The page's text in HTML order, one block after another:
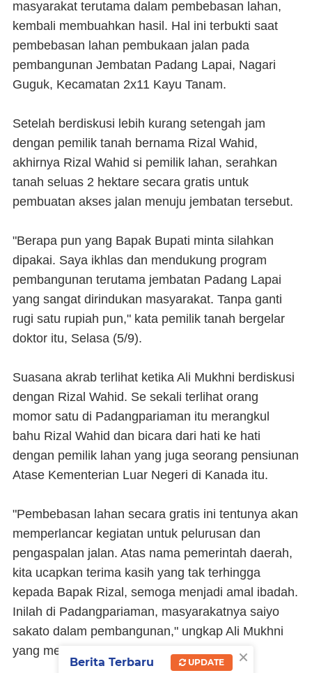
masyarakat terutama dalam pembebasan lahan,
kembali membuahkan hasil. Hal ini terbukti saat
pembebasan lahan pembukaan jalan pada
pembangunan Jembatan Padang Lapai, Nagari
Guguk, Kecamatan 2x11 Kayu Tanam.
Setelah berdiskusi lebih kurang setengah jam
dengan pemilik tanah bernama Rizal Wahid,
akhirnya Rizal Wahid si pemilik lahan, serahkan
tanah seluas 2 hektare secara gratis untuk
pembuatan akses jalan menuju jembatan tersebut.
"Berapa pun yang Bapak Bupati minta silahkan
dipakai. Saya ikhlas dan mendukung program
pembangunan terutama jembatan Padang Lapai
yang sangat dirindukan masyarakat. Tanpa ganti
rugi satu rupiah pun," kata pemilik tanah bergelar
doktor itu, Selasa (5/9).
Suasana akrab terlihat ketika Ali Mukhni berdiskusi
dengan Rizal Wahid. Se sekali terlihat orang
momor satu di Padangpariaman itu merangkul
bahu Rizal Wahid dan bicara dari hati ke hati
dengan pemilik lahan yang juga seorang pensiunan
Atase Kementerian Luar Negeri di Kanada itu.
"Pembebasan lahan secara gratis ini tentunya akan
memperlancar kegiatan untuk pelurusan dan
pengaspalan jalan. Atas nama pemerintah daerah,
kita ucapkan terima kasih yang tak terhingga
kepada Bapak Rizal, semoga menjadi amal ibadah.
Inilah di Padangpariaman, masyarakatnya saiyo
sakato dalam pembangunan," ungkap Ali Mukhni
yang menunjuk dengan jempol itu.
×
Berita Terbaru UPDATE